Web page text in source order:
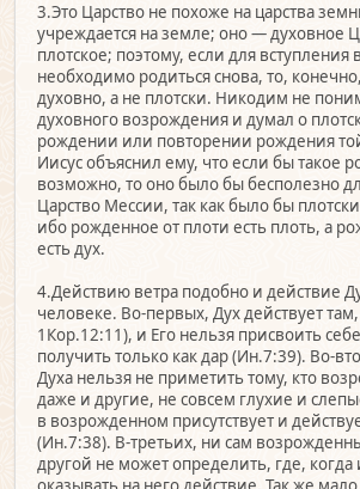
3.Это Царство не похоже на царства
учреждается на земле; оно — духовное
плотское; поэтому, если для вступления
необходимо родиться снова, то,
духовно, а не плотски. Никодим не
духовного возрождения и думал о
рождении или повторении рождения
Иисус объяснил ему, что если бы такое
возможно, то оно было бы бесполезно
Царство Мессии, так как было бы
ибо рожденное от плоти есть плоть, а
есть дух.
4.Действию ветра подобно и действие
человеке. Во-первых, Дух действует там,
1Кор.12:11), и Его нельзя присвоить
получить только как дар (Ин.7:39). Во-
Духа нельзя не приметить тому, кто
даже и другие, не совсем глухие и
в возрожденном присутствует и
(Ин.7:38). В-третьих, ни сам
другой не может определить, где, когда